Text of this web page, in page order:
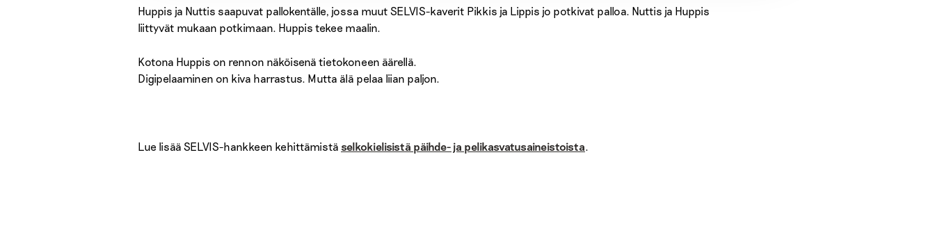
Huppis ja Nuttis saapuvat pallokentälle, jossa muut SELVIS-kaverit Pikkis ja Lippis jo potkivat palloa. Nuttis ja Huppis
liittyvät mukaan potkimaan. Huppis tekee maalin.
Kotona Huppis on rennon näköisenä tietokoneen äärellä.
Digipelaaminen on kiva harrastus. Mutta älä pelaa liian paljon.
Lue lisää SELVIS-hankkeen kehittämistä selkokielisistä päihde- ja pelikasvatusaineistoista.